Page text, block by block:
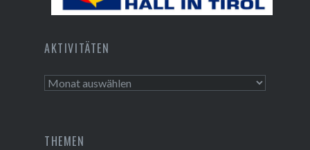
AKTIVITÄTEN
Aktivitäten
THEMEN